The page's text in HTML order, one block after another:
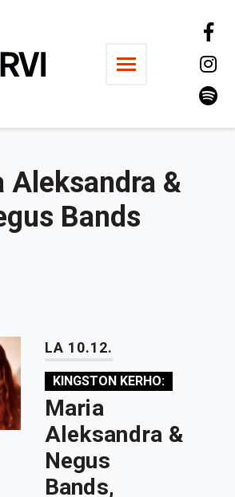
Ravintola Torvi
Aleksandra &
Bands
LA 10.12.
KINGSTON KERHO:
Maria
Aleksandra &
Negus
Bands,